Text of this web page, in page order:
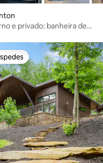
e privado: banheira de